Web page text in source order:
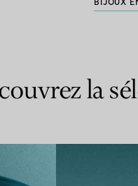
BIJOUX
la